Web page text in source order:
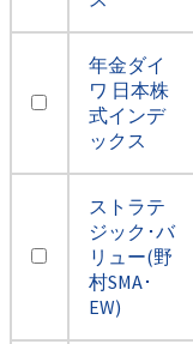
年金ダイ
ワ 日本株
式インデ
ックス
ストラテ
ジック･バ
リュー(野
村SMA･
EW)